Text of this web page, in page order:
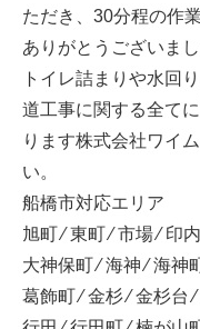
ただき、30分程の作
ありがとうございまし
トイレ詰まりや水回
道工事に関する全て
ります株式会社ワイ
い。
船橋市対応エリア
旭町 ⁄ 東町 ⁄ 市場 ⁄ 印
大神保町 ⁄ 海神 ⁄ 海神
葛飾町 ⁄ 金杉 ⁄ 金杉台